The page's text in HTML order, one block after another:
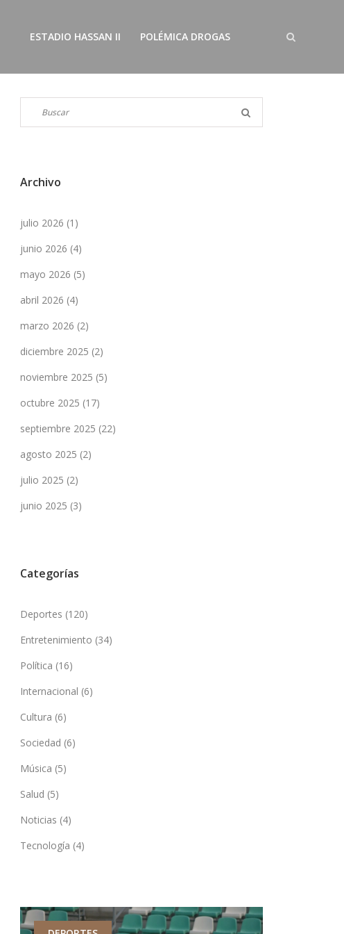
ESTADIO HASSAN II POLÉMICA DROGAS
Archivo
julio 2026 (1)
junio 2026 (4)
mayo 2026 (5)
abril 2026 (4)
marzo 2026 (2)
diciembre 2025 (2)
noviembre 2025 (5)
octubre 2025 (17)
septiembre 2025 (22)
agosto 2025 (2)
julio 2025 (2)
junio 2025 (3)
Categorías
Deportes (120)
Entretenimiento (34)
Política (16)
Internacional (6)
Cultura (6)
Sociedad (6)
Música (5)
Salud (5)
Noticias (4)
Tecnología (4)